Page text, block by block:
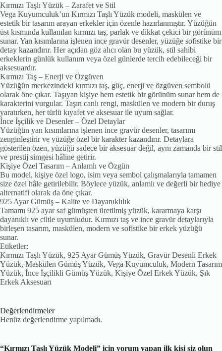
Kırmızı Taşlı Yüzük – Zarafet ve Stil
Vega Kuyumculuk’un Kırmızı Taşlı Yüzük modeli, maskülen ve
estetik bir tasarım arayan erkekler için özenle hazırlanmıştır. Yüzüğün
üst kısmında kullanılan kırmızı taş, parlak ve dikkat çekici bir görünüm
sunar. Yan kısımlarına işlenen ince gravür desenler, yüzüğe sofistike bir
detay kazandırır. Her açıdan göz alıcı olan bu yüzük, stil sahibi
erkeklerin günlük kullanım veya özel günlerde tercih edebileceği bir
aksesuardır.
Kırmızı Taş – Enerji ve Özgüven
Yüzüğün merkezindeki kırmızı taş, güç, enerji ve özgüven sembolü
olarak öne çıkar. Taşıyan kişiye hem estetik bir görünüm sunar hem de
karakterini vurgular. Taşın canlı rengi, maskülen ve modern bir duruş
yaratırken, her türlü kıyafet ve aksesuar ile uyum sağlar.
İnce İşçilik ve Desenler – Özel Detaylar
Yüzüğün yan kısımlarına işlenen ince gravür desenler, tasarımı
zenginleştirir ve yüzüğe özel bir karakter kazandırır. Detaylara
gösterilen özen, yüzüğü sadece bir aksesuar değil, aynı zamanda bir stil
ve prestij simgesi hâline getirir.
Kişiye Özel Tasarım – Anlamlı ve Özgün
Bu model, kişiye özel logo, isim veya sembol çalışmalarıyla tamamen
size özel hâle getirilebilir. Böylece yüzük, anlamlı ve değerli bir hediye
alternatifi olarak da öne çıkar.
925 Ayar Gümüş – Kalite ve Dayanıklılık
Tamamı 925 ayar saf gümüşten üretilmiş yüzük, kararmaya karşı
dayanıklı ve ciltle uyumludur. Kırmızı taş ve ince gravür detaylarıyla
birleşen tasarım, maskülen, modern ve sofistike bir erkek yüzüğü
sunar.
Etiketler:
Kırmızı Taşlı Yüzük, 925 Ayar Gümüş Yüzük, Gravür Desenli Erkek
Yüzük, Maskülen Gümüş Yüzük, Vega Kuyumculuk, Modern Tasarım
Yüzük, İnce İşçilikli Gümüş Yüzük, Kişiye Özel Erkek Yüzük, Şık
Erkek Aksesuarı
Değerlendirmeler
Henüz değerlendirme yapılmadı.
“Kırmızı Taşlı Yüzük Modeli” için yorum yapan ilk kişi siz olun